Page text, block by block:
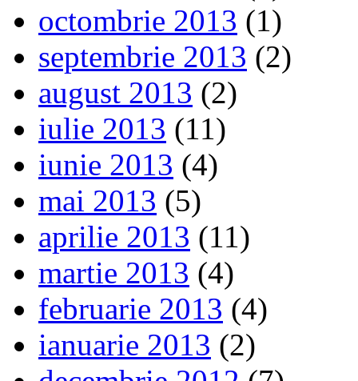
octombrie 2013 (1)
septembrie 2013 (2)
august 2013 (2)
iulie 2013 (11)
iunie 2013 (4)
mai 2013 (5)
aprilie 2013 (11)
martie 2013 (4)
februarie 2013 (4)
ianuarie 2013 (2)